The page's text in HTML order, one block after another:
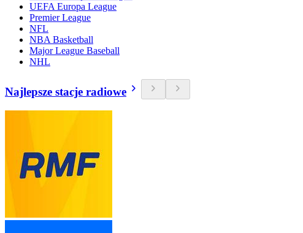
UEFA Europa League
Premier League
NFL
NBA Basketball
Major League Baseball
NHL
Najlepsze stacje radiowe